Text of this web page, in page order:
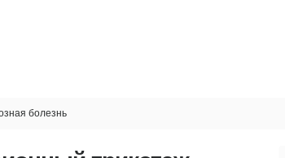
болезнь